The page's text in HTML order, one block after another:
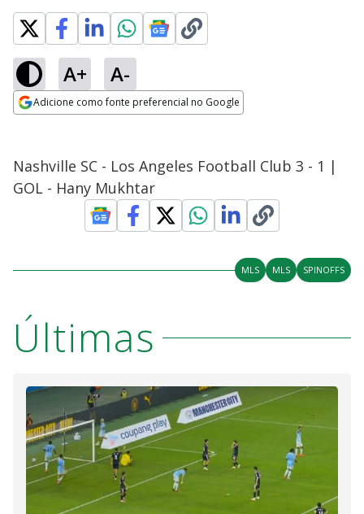
A+ A-
Adicione como fonte preferencial no Google
Nashville SC - Los Angeles Football Club 3 - 1 |
GOL - Hany Mukhtar
MLS MLS SPINOFFS
Últimas